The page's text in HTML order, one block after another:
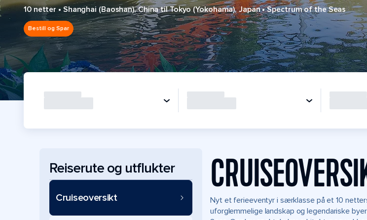
10 netter•Shanghai (Baoshan), China til Tokyo (Yokohama), Japan•Spectrum of the Seas
Bestill og Spar
Reiserute og utflukter
Cruiseoversikt
Nyt et ferieeventyr i særklasse på et 10
uforglemmelige landskap og legendariske